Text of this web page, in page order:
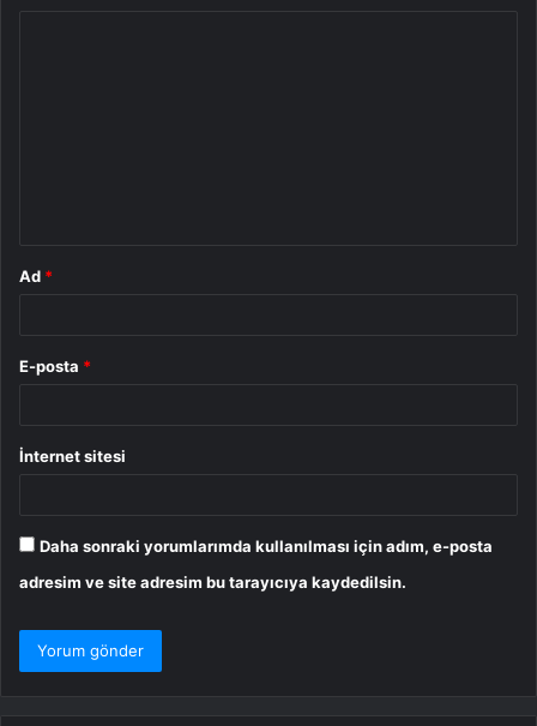
Ad *
E-posta *
İnternet sitesi
Daha sonraki yorumlarımda kullanılması için adım, e-posta
adresim ve site adresim bu tarayıcıya kaydedilsin.